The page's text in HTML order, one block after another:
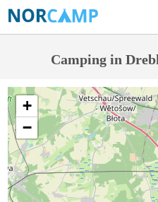
Camping in
+
−